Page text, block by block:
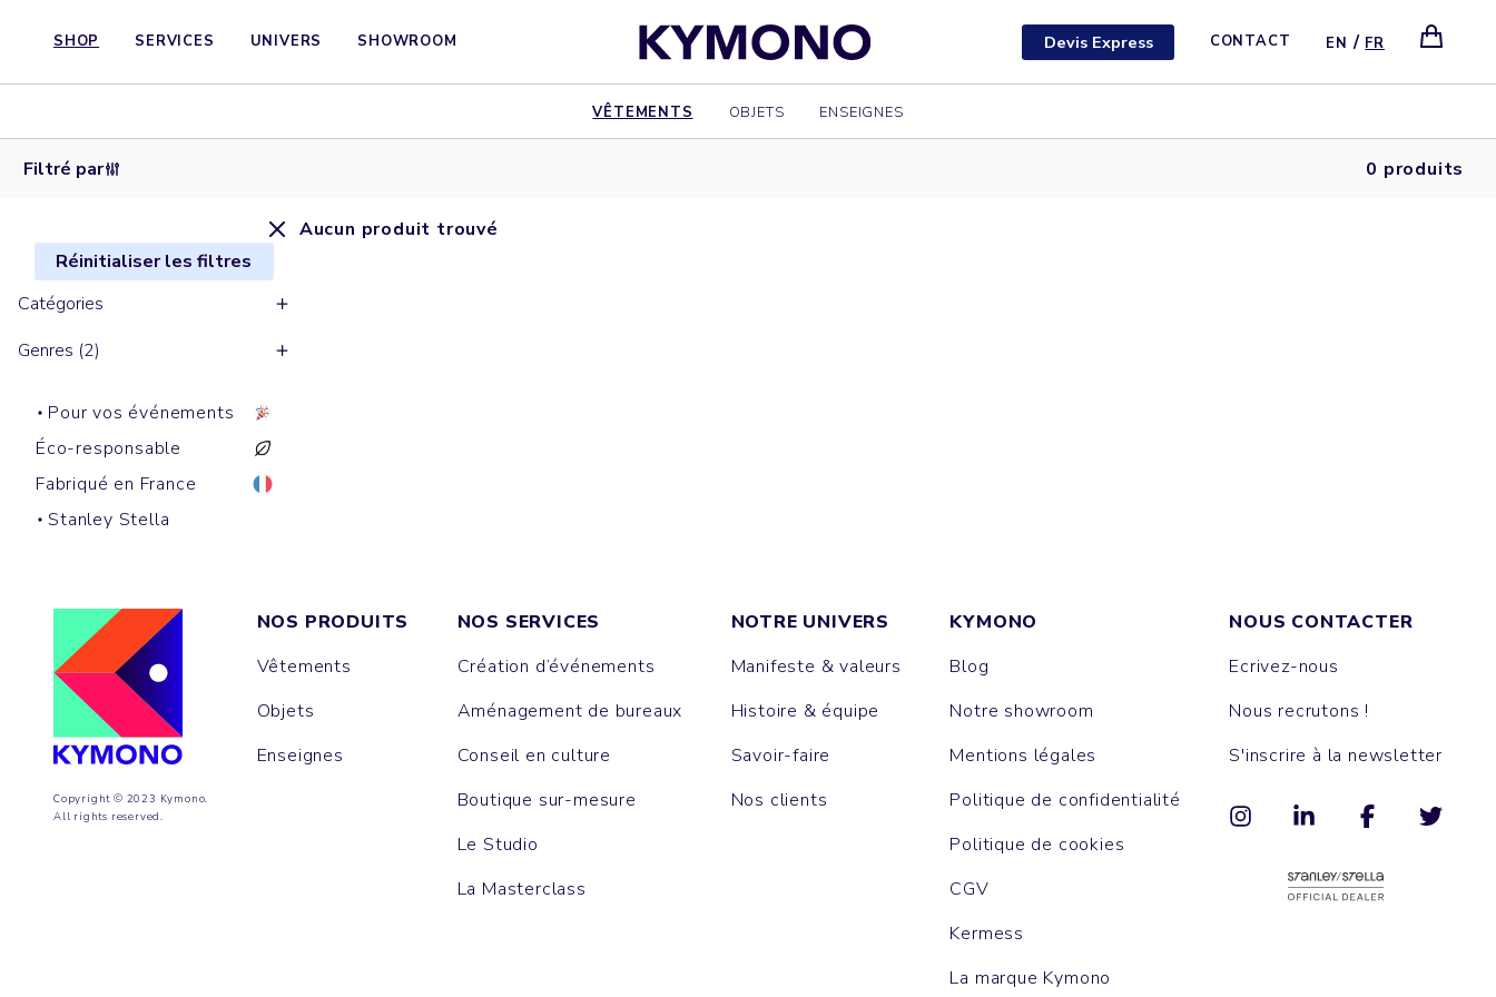
SHOP SERVICES UNIVERS SHOWROOM Devis Express CONTACT EN / FR
VÊTEMENTS OBJETS ENSEIGNES
Filtré par 0 produits
Réinitialiser les filtres
Catégories
Genres (2)
Pour vos événements
Éco-responsable
Fabriqué en France
Stanley Stella
Aucun produit trouvé
Copyright © 2023 Kymono.
All rights reserved.
NOS PRODUITS
Vêtements
Objets
Enseignes
NOS SERVICES
Création d’événements
Aménagement de bureaux
Conseil en culture
Boutique sur-mesure
Le Studio
La Masterclass
NOTRE UNIVERS
Manifeste & valeurs
Histoire & équipe
Savoir-faire
Nos clients
KYMONO
Blog
Notre showroom
Mentions légales
Politique de confidentialité
Politique de cookies
CGV
Kermess
La marque Kymono
NOUS CONTACTER
Ecrivez-nous
Nous recrutons !
S'inscrire à la newsletter